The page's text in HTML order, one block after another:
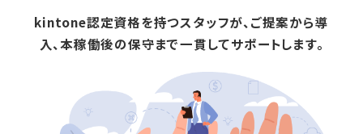
kintone認定資格を持つスタッフが、ご提案から導
入、本稼働後の保守まで一貫してサポートします。